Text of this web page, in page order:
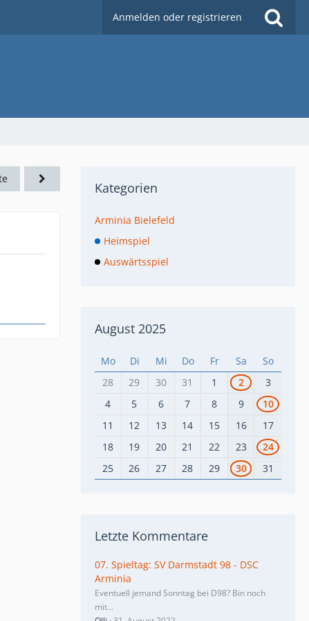
Anmelden oder registrieren
Kategorien
Arminia Bielefeld
Heimspiel
Auswärtsspiel
August 2025
Mo Di Mi Do Fr Sa
So
28
29 30 31 1 2
3
4
5 6 7 8 9
10
11
12 13 14 15 16
17
18
19 20 21 22 23
24
25
26 27 28 29 30 31
Letzte Kommentare
07. Spieltag: SV Darmstadt 98 - DSC
Arminia
Eventuell jemand Sonntag bei D98? Bin noch
mit…